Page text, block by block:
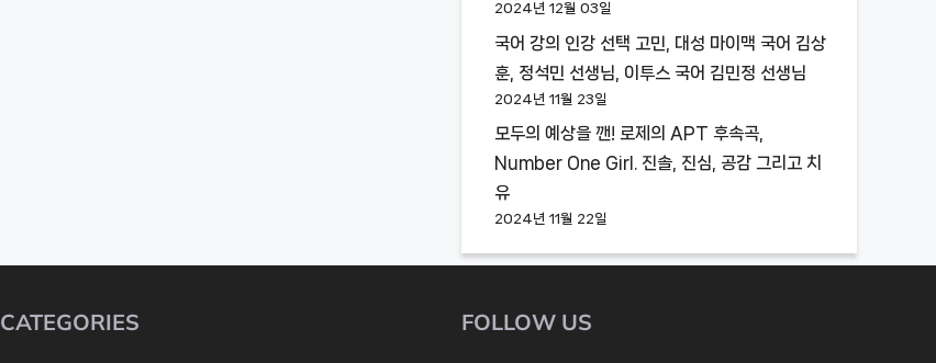
2024년 12월 03일
국어 강의 인강 선택 고민, 대성 마이맥 국어 김상
훈, 정석민 선생님, 이투스 국어 김민정 선생님
2024년 11월 23일
모두의 예상을 깬! 로제의 APT 후속곡,
Number One Girl. 진솔, 진심, 공감 그리고 치
유
2024년 11월 22일
CATEGORIES FOLLOW US